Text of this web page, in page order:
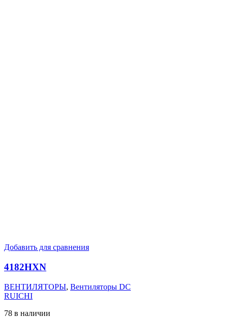
Добавить для сравнения
4182HXN
ВЕНТИЛЯТОРЫ, Вентиляторы DC
RUICHI
78 в наличии